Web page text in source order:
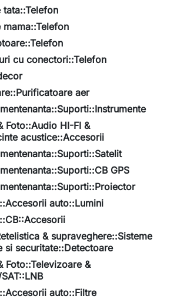
cu conectori::Telefon
aer
Foto::Audio HI-FI &
acustice::Accesorii
GPS
auto::Lumini
& supraveghere::Sisteme
si securitate::Detectoare
Foto::Televizoare &
auto::Filtre